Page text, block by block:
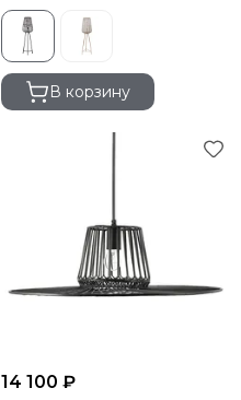
В корзину
14 100 ₽